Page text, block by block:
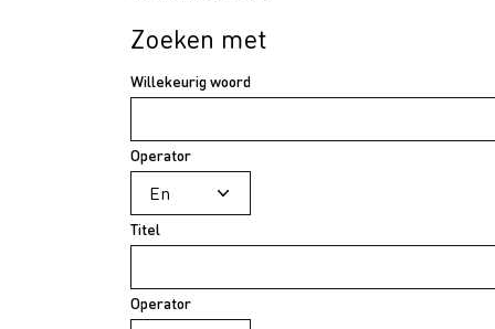
Zoeken met
Willekeurig woord
Operator
Titel
Operator